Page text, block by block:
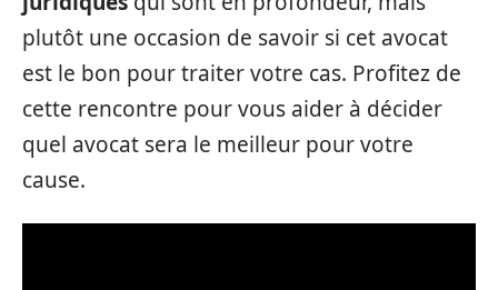
plutôt une occasion de savoir si cet avocat
est le bon pour traiter votre cas. Profitez de
cette rencontre pour vous aider à décider
quel avocat sera le meilleur pour votre
cause.